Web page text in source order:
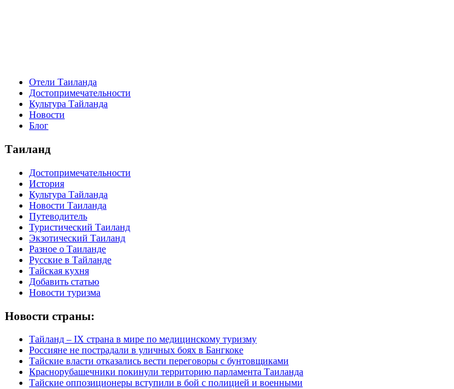
Отели Таиланда
Достопримечательности
Культура Тайланда
Новости
Блог
Таиланд
Достопримечательности
История
Культура Тайланда
Новости Таиланда
Путеводитель
Туристический Таиланд
Экзотический Таиланд
Разное о Таиланде
Русские в Тайланде
Тайская кухня
Добавить статью
Новости туризма
Новости страны:
Тайланд – IX страна в мире по медицинскому туризму
Россияне не пострадали в уличных боях в Бангкоке
Тайские власти отказались вести переговоры с бунтовщиками
Краснорубашечники покинули территорию парламента Таиланда
Тайские оппозиционеры вступили в бой с полицией и военными